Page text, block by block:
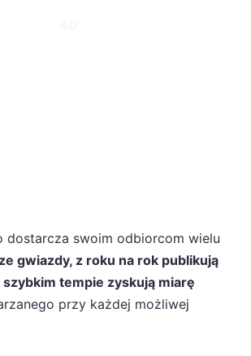
dostarcza swoim odbiorcom wielu
gwiazdy, z roku na rok publikują
tempie zyskują miarę
przy każdej możliwej